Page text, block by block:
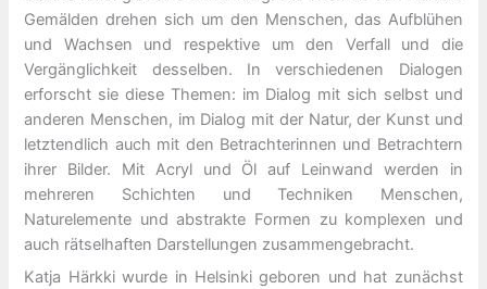
Gemälden drehen sich um den Menschen, das Aufblühen
und Wachsen und respektive um den Verfall und die
Vergänglichkeit desselben. In verschiedenen Dialogen
erforscht sie diese Themen: im Dialog mit sich selbst und
anderen Menschen, im Dialog mit der Natur, der Kunst und
letztendlich auch mit den Betrachterinnen und Betrachtern
ihrer Bilder. Mit Acryl und Öl auf Leinwand werden in
mehreren Schichten und Techniken Menschen,
Naturelemente und abstrakte Formen zu komplexen und
auch rätselhaften Darstellungen zusammengebracht.
Katja Härkki wurde in Helsinki geboren und hat zunächst